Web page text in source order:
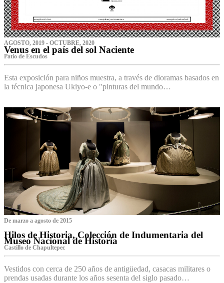
AGOSTO, 2019 - OCTUBRE, 2020
Venus en el país del sol Naciente
P‌atio de Escudos
Esta exposición para niños muestra, a través de dioramas basados en
la técnica japonesa Ukiyo-e o "pinturas del mundo…
De marzo a agosto de 2015
Hilos de Historia, Colección de Indumentaria del
Museo Nacional de Historia
Castillo de Chapultepec
Vestidos con cerca de 250 años de antigüedad, casacas militares o
prendas usadas durante los años sesenta del siglo pasado…